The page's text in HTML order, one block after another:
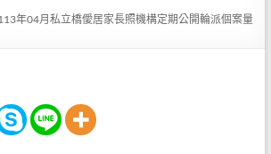
年04月私立橋僾居家長照機構定期公開輪派個案量